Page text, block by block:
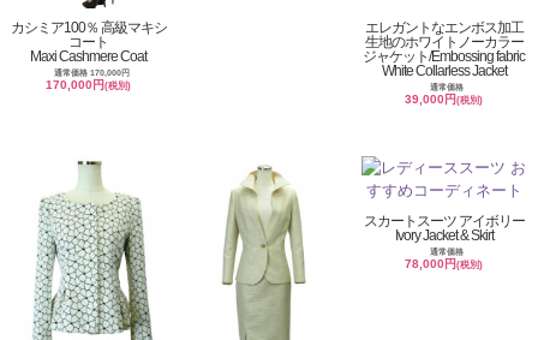
カシミア100％ 高級マキシ
コート
Maxi Cashmere Coat
通常価格 170,000円
170,000円(税別)
エレガントなエンボス加工
生地のホワイトノーカラー
ジャケット/Embossing fabric
White Collarless Jacket
通常価格
39,000円(税別)
スカートスーツ アイボリー
Ivory Jacket & Skirt
通常価格
78,000円(税別)